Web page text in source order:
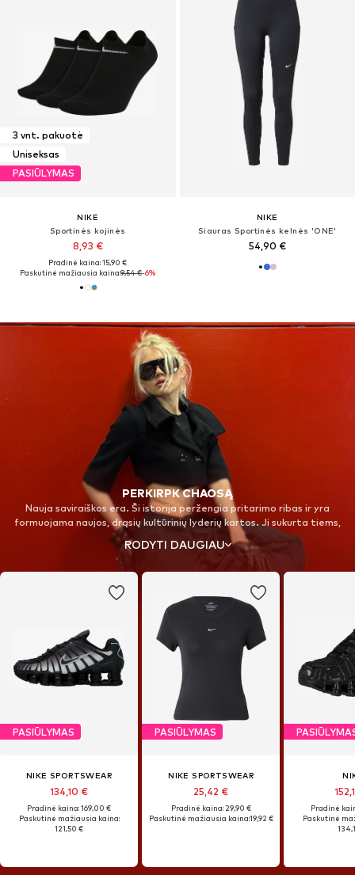
3 vnt. pakuotė
Uniseksas
PASIŪLYMAS
NIKE
Sportinės kojinės
8,93 €
Pradinė kaina: 15,90 €
Paskutinė mažiausia kaina:9,54 €-6%
NIKE
Siauras Sportinės kelnės 'ONE'
54,90 €
PERKIRPK CHAOSĄ
Nauja saviraiškos era. Ši istorija peržengia pritarimo ribas ir yra
formuojama naujos, drąsių kultūrinių lyderių kartos. Ji sukurta tiems,
kurie veikia be baimės, nebijo netikėtų erdvių ir savo laikysena įkūnija
stiprybę bei ištvermę. Ženk į naują teritoriją ir susigrąžink dėmesį su
RODYTI DAUGIAU
PASIŪLYMAS
NIKE SPORTSWEAR
134,10 €
Pradinė kaina: 169,00 €
Paskutinė mažiausia kaina:
121,50 €
PASIŪLYMAS
NIKE SPORTSWEAR
25,42 €
Pradinė kaina: 29,90 €
Paskutinė mažiausia kaina:19,92 €
Pradinė
Paskutinė